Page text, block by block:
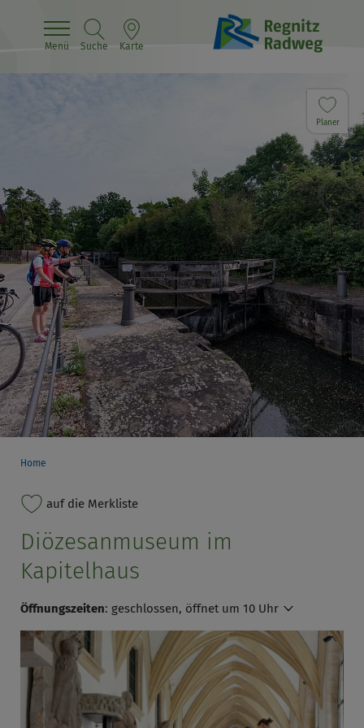
Menü Suche Karte
Planer
Home
auf die Merkliste
Diözesanmuseum im
Kapitelhaus
Öffnungszeiten: geschlossen, öffnet um 10 Uhr